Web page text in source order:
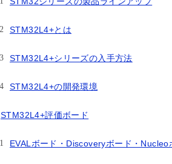
STM32L4+とは
STM32L4+シリーズの入手方法
STM32L4+の開発環境
STM32L4+評価ボード
EVALボード・Discoveryボード・Nucleo